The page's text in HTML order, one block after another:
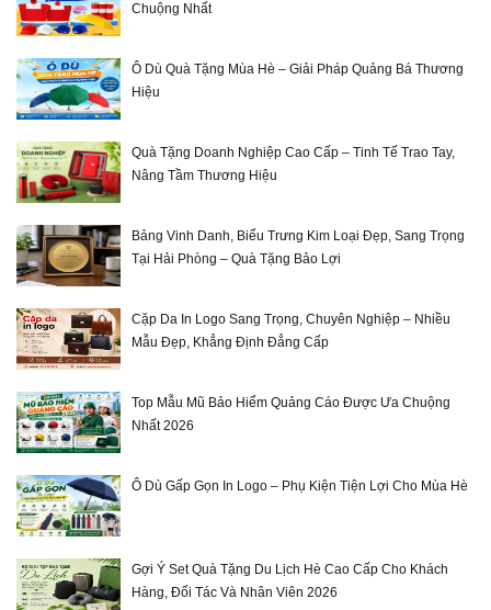
Chuộng Nhất
Ô Dù Quà Tặng Mùa Hè – Giải Pháp Quảng Bá Thương
Hiệu
Quà Tặng Doanh Nghiệp Cao Cấp – Tinh Tế Trao Tay,
Nâng Tầm Thương Hiệu
Bảng Vinh Danh, Biểu Trưng Kim Loại Đẹp, Sang Trọng
Tại Hải Phòng – Quà Tặng Bảo Lợi
Cặp Da In Logo Sang Trọng, Chuyên Nghiệp – Nhiều
Mẫu Đẹp, Khẳng Định Đẳng Cấp
Top Mẫu Mũ Bảo Hiểm Quảng Cáo Được Ưa Chuộng
Nhất 2026
Ô Dù Gấp Gọn In Logo – Phụ Kiện Tiện Lợi Cho Mùa Hè
Gợi Ý Set Quà Tặng Du Lịch Hè Cao Cấp Cho Khách
Hàng, Đối Tác Và Nhân Viên 2026